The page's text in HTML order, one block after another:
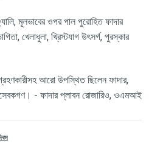
্যালি, মূলভাবের ওপর পাল পুরোহিত ফাদার
, খেলাধুলা, খ্রিস্টযাগ উৎসর্গ, পুরস্কার
আরো উপস্থিত ছিলেন ফাদার,
- ফাদার প্লাবন রোজারিও, ওএমআই